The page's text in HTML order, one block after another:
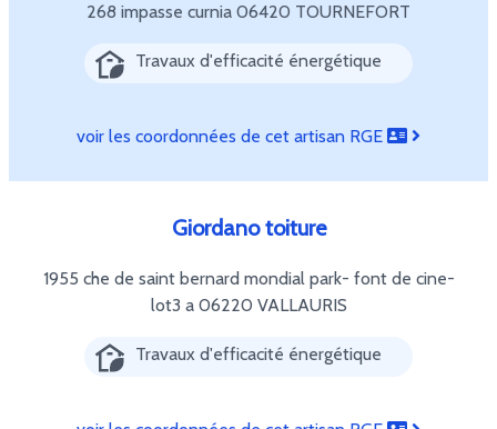
268 impasse curnia 06420 TOURNEFORT
Travaux d'efficacité énergétique
voir les coordonnées de cet artisan RGE
Giordano toiture
1955 che de saint bernard mondial park- font de cine-
lot3 a 06220 VALLAURIS
Travaux d'efficacité énergétique